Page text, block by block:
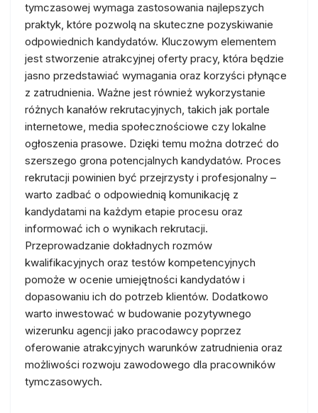
tymczasowej wymaga zastosowania najlepszych
praktyk, które pozwolą na skuteczne pozyskiwanie
odpowiednich kandydatów. Kluczowym elementem
jest stworzenie atrakcyjnej oferty pracy, która będzie
jasno przedstawiać wymagania oraz korzyści płynące
z zatrudnienia. Ważne jest również wykorzystanie
różnych kanałów rekrutacyjnych, takich jak portale
internetowe, media społecznościowe czy lokalne
ogłoszenia prasowe. Dzięki temu można dotrzeć do
szerszego grona potencjalnych kandydatów. Proces
rekrutacji powinien być przejrzysty i profesjonalny –
warto zadbać o odpowiednią komunikację z
kandydatami na każdym etapie procesu oraz
informować ich o wynikach rekrutacji.
Przeprowadzanie dokładnych rozmów
kwalifikacyjnych oraz testów kompetencyjnych
pomoże w ocenie umiejętności kandydatów i
dopasowaniu ich do potrzeb klientów. Dodatkowo
warto inwestować w budowanie pozytywnego
wizerunku agencji jako pracodawcy poprzez
oferowanie atrakcyjnych warunków zatrudnienia oraz
możliwości rozwoju zawodowego dla pracowników
tymczasowych.